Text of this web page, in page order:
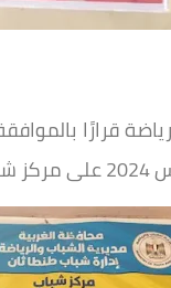
قرارًا